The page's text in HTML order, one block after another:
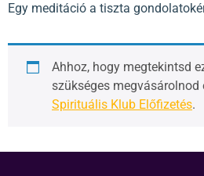
Egy meditáció a tiszta
Ahhoz, hogy megtekintsd
szükséges megvásárolnod
Spirituális Klub Előfizetés.